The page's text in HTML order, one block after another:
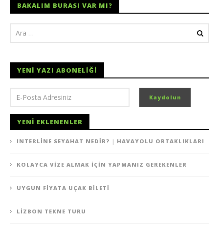
BAKALIM BURASI VAR MI?
YENI YAZI ABONELIĞI
YENI EKLENENLER
INTERLINE SEYAHAT NEDIR? | HAVAYOLU ORTAKLIKLARI
KOLAYCA VIZE ALMAK İÇIN YAPMANIZ GEREKENLER
UYGUN FIYATA UÇAK BILETI
LIZBON TEKNE TURU